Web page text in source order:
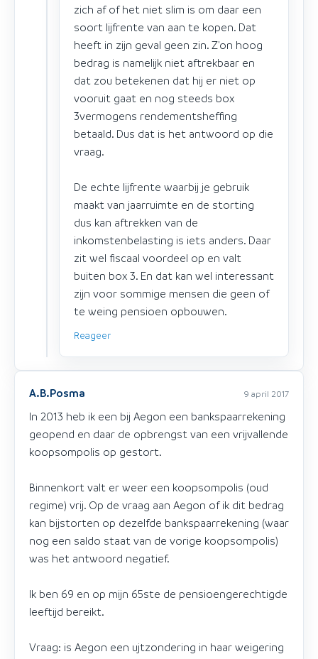
zich af of het niet slim is om daar een
soort lijfrente van aan te kopen. Dat
heeft in zijn geval geen zin. Z'on hoog
bedrag is namelijk niet aftrekbaar en
dat zou betekenen dat hij er niet op
vooruit gaat en nog steeds box
3vermogens rendementsheffing
betaald. Dus dat is het antwoord op die
vraag.
De echte lijfrente waarbij je gebruik
maakt van jaarruimte en de storting
dus kan aftrekken van de
inkomstenbelasting is iets anders. Daar
zit wel fiscaal voordeel op en valt
buiten box 3. En dat kan wel interessant
zijn voor sommige mensen die geen of
te weing pensioen opbouwen.
Reageer
A.B.Posma 9 april 2017
In 2013 heb ik een bij Aegon een bankspaarrekening
geopend en daar de opbrengst van een vrijvallende
koopsompolis op gestort.
Binnenkort valt er weer een koopsompolis (oud
regime) vrij. Op de vraag aan Aegon of ik dit bedrag
kan bijstorten op dezelfde bankspaarrekening (waar
nog een saldo staat van de vorige koopsompolis)
was het antwoord negatief.
Ik ben 69 en op mijn 65ste de pensioengerechtigde
leeftijd bereikt.
Vraag: is Aegon een ujtzondering in haar weigering